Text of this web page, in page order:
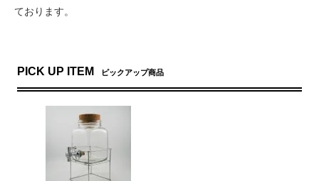
ております。
PICK UP ITEM ピックアップ商品